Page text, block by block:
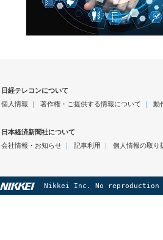
日経テレコンについて
個人情報 ｜ 著作権・ご提供する情報について ｜ 動
日本経済新聞社について
会社情報・お知らせ｜ 記事利用 ｜ 個人情報の取り
Nikkei Inc. No reproduction